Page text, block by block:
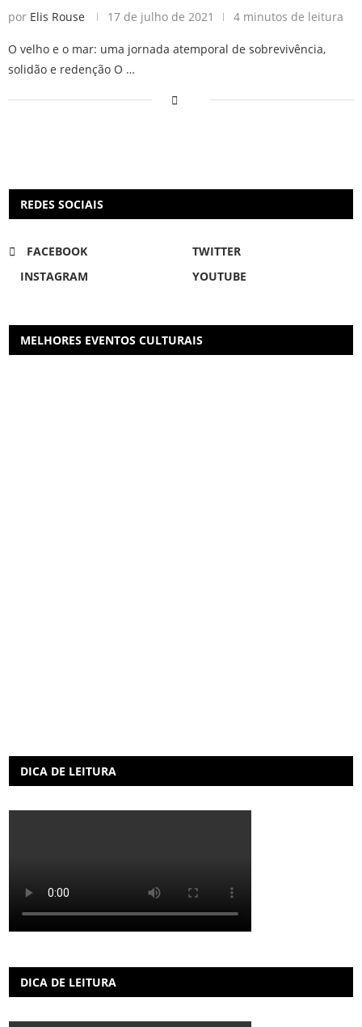
por Elis Rouse 17 de julho de 2021 4 minutos de leitura
O velho e o mar: uma jornada atemporal de sobrevivência,
solidão e redenção O …
REDES SOCIAIS
FACEBOOK
TWITTER
INSTAGRAM
YOUTUBE
MELHORES EVENTOS CULTURAIS
DICA DE LEITURA
DICA DE LEITURA